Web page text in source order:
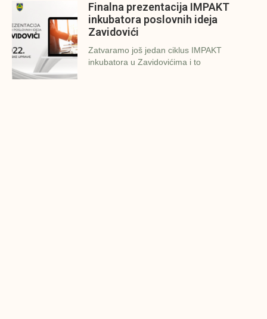
Finalna prezentacija IMPAKT
inkubatora poslovnih ideja
Zavidovići
Zatvaramo još jedan ciklus IMPAKT
inkubatora u Zavidovićima i to